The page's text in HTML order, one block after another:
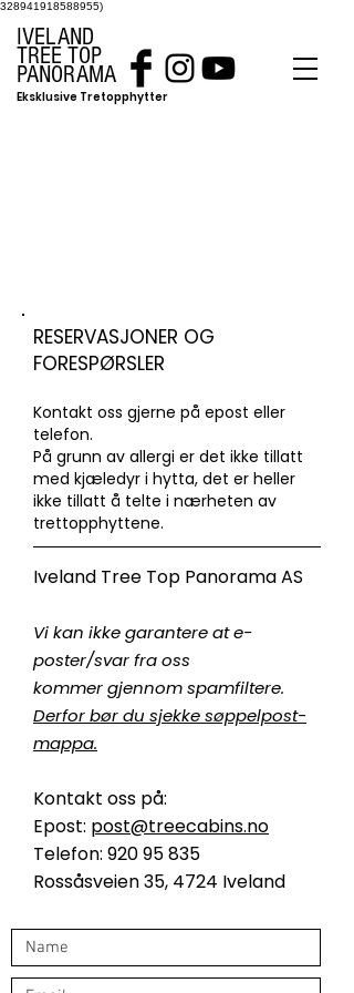
328941918588955)
IVELAND
TREE TOP
PANORAMA
Eksklusive Tretopphytter
RESERVASJONER OG
FORESPØRSLER
Kontakt oss gjerne på epost eller
telefon.
På grunn av allergi er det ikke tillatt
med kjæledyr i hytta, det er heller
ikke tillatt å telte i nærheten av
trettopphyttene.
Iveland Tree Top Panorama AS
Vi kan ikke garantere at e-
poster/svar fra oss
kommer gjennom spamfiltere.
Derfor bør du sjekke søppelpost-
mappa.
Kontakt oss på:
Epost: post@treecabins.no
Telefon: 920 95 835
Rossåsveien 35, 4724 Iveland